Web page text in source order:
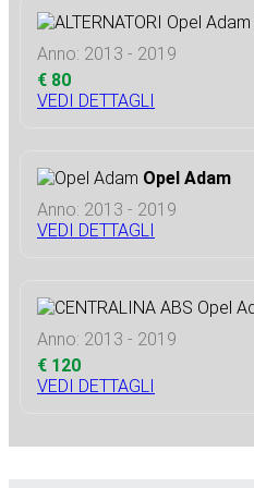
Anno: 2013 - 2019
€ 80
VEDI DETTAGLI
Opel Adam
Anno: 2013 - 2019
VEDI DETTAGLI
Anno: 2013 - 2019
€ 120
VEDI DETTAGLI